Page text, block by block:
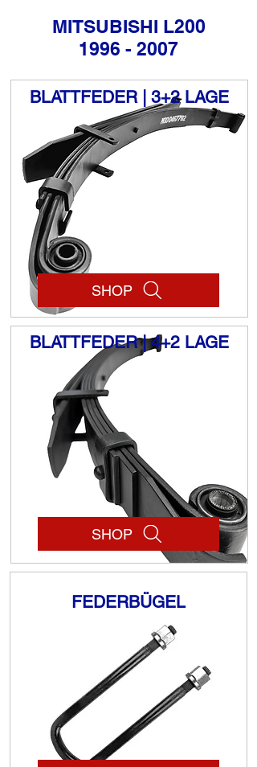
MITSUBISHI L200
1996 - 2007
BLATTFEDER | 3+2 LAGE
SHOP
BLATTFEDER | 4+2 LAGE
SHOP
FEDERBÜGEL